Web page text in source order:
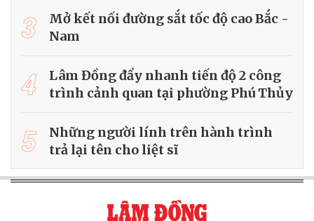
3
Mở kết nối đường sắt tốc độ cao Bắc -
Nam
4
Lâm Đồng đẩy nhanh tiến độ 2 công
trình cảnh quan tại phường Phú Thủy
5
Những người lính trên hành trình
trả lại tên cho liệt sĩ